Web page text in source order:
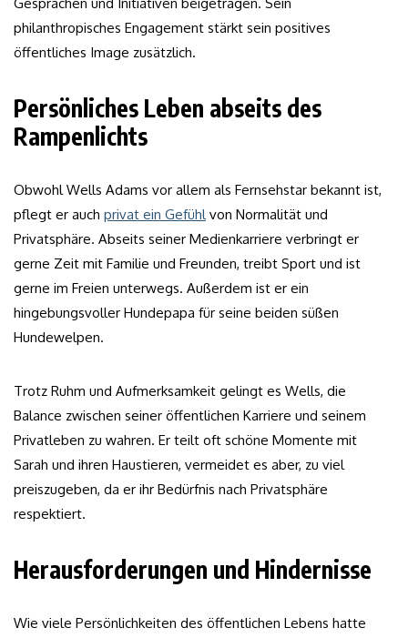
Gesprächen und Initiativen beigetragen. Sein
philanthropisches Engagement stärkt sein positives
öffentliches Image zusätzlich.
Persönliches Leben abseits des
Rampenlichts
Obwohl Wells Adams vor allem als Fernsehstar bekannt ist,
pflegt er auch privat ein Gefühlvon Normalität und
Privatsphäre. Abseits seiner Medienkarriere verbringt er
gerne Zeit mit Familie und Freunden, treibt Sport und ist
gerne im Freien unterwegs. Außerdem ist er ein
hingebungsvoller Hundepapa für seine beiden süßen
Hundewelpen.
Trotz Ruhm und Aufmerksamkeit gelingt es Wells, die
Balance zwischen seiner öffentlichen Karriere und seinem
Privatleben zu wahren. Er teilt oft schöne Momente mit
Sarah und ihren Haustieren, vermeidet es aber, zu viel
preiszugeben, da er ihr Bedürfnis nach Privatsphäre
respektiert.
Herausforderungen und Hindernisse
Wie viele Persönlichkeiten des öffentlichen Lebens hatte